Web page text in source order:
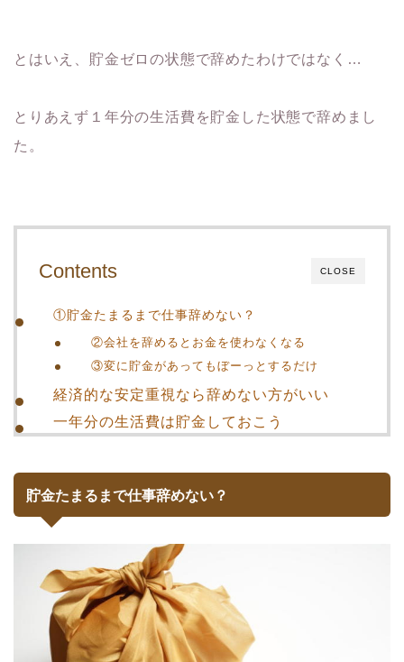
とはいえ、貯金ゼロの状態で辞めたわけではなく…
とりあえず１年分の生活費を貯金した状態で辞めまし
た。
CLOSE
Contents
①貯金たまるまで仕事辞めない？
②会社を辞めるとお金を使わなくなる
③変に貯金があってもぼーっとするだけ
経済的な安定重視なら辞めない方がいい
一年分の生活費は貯金しておこう
貯金たまるまで仕事辞めない？